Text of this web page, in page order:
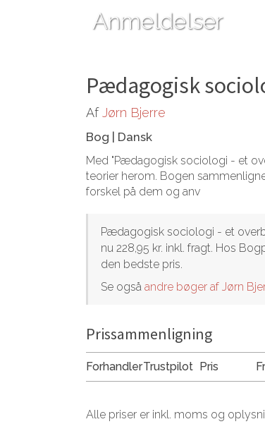
Anmeldelser
Pædagogisk
AfJørn Bjerre
Bog Dansk
Med "Pædagogisk sociologi - et
teorier herom. Bogen
forskel på dem og anv
Pædagogisk sociologi - et
nu 228,95 kr. inkl. fragt. Hos
den bedste pris.
Se også andre bøger af Jørn
Prissammenligning
ForhandlerTrustpilot Pris
Alle priser er inkl. moms og